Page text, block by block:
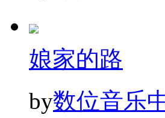
娘家的路
by数位音乐